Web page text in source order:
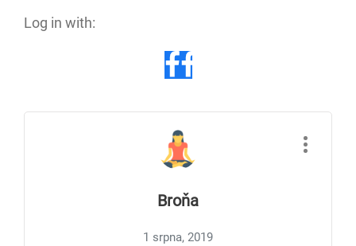
Log in with:
Broňa
1 srpna, 2019